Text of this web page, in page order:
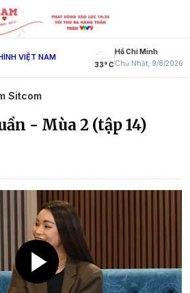
VIỆT NAM
33° C
Hồ Chí Minh
Chủ Nhật, 9/8/2026
Sitcom
- Mùa 2 (tập 14)